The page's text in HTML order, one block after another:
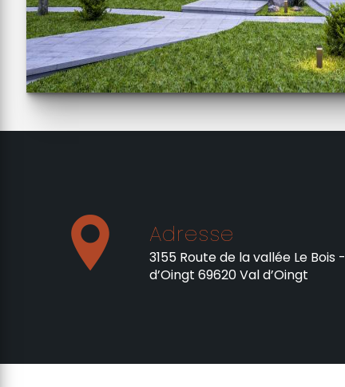
Adresse
3155 Route de la vallée Le Bois -
d’Oingt 69620 Val d’Oingt